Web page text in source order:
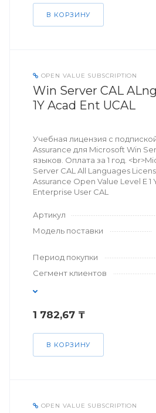
В КОРЗИНУ
OPEN VALUE SUBSCRIPTION
Win Server CAL
1Y Acad Ent UCAL
Учебная лицензия с
Assurance для Microsoft Win
языков. Оплата за 1 год.
Server CAL All Languages
Assurance Open Value Level E
Enterprise User CAL
Артикул
Модель поставки
Период покупки
Сегмент клиентов
1 782,67 ₸
В КОРЗИНУ
OPEN VALUE SUBSCRIPTION